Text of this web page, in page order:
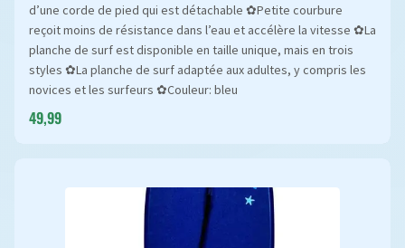
d’une corde de pied qui est détachable ✿Petite courbure
reçoit moins de résistance dans l’eau et accélère la vitesse ✿La
planche de surf est disponible en taille unique, mais en trois
styles ✿La planche de surf adaptée aux adultes, y compris les
novices et les surfeurs ✿Couleur: bleu
49,99